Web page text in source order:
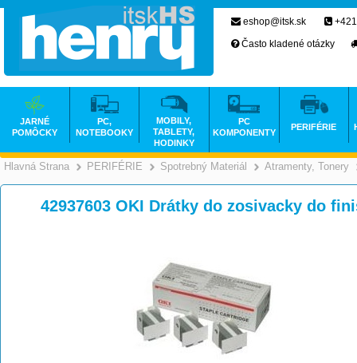
Hlavná Strana >
PERIFÉRIE >
Spotrebný Materiál >
Atramenty, Tonery
42937603 OKI Drátky do zosivacky do
eshop@itsk.sk
Často kladené otázky
JARNÉ
POMÔCKY
PC,
NOTEBOOKY
MOBILY,
TABLETY,
HODINKY
PC
KOMPONENTY
PERIFÉRIE